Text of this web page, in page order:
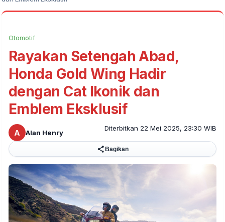
Otomotif
Rayakan Setengah Abad,
Honda Gold Wing Hadir
dengan Cat Ikonik dan
Emblem Eksklusif
A Alan Henry
Diterbitkan 22 Mei 2025, 23:30 WIB
Bagikan